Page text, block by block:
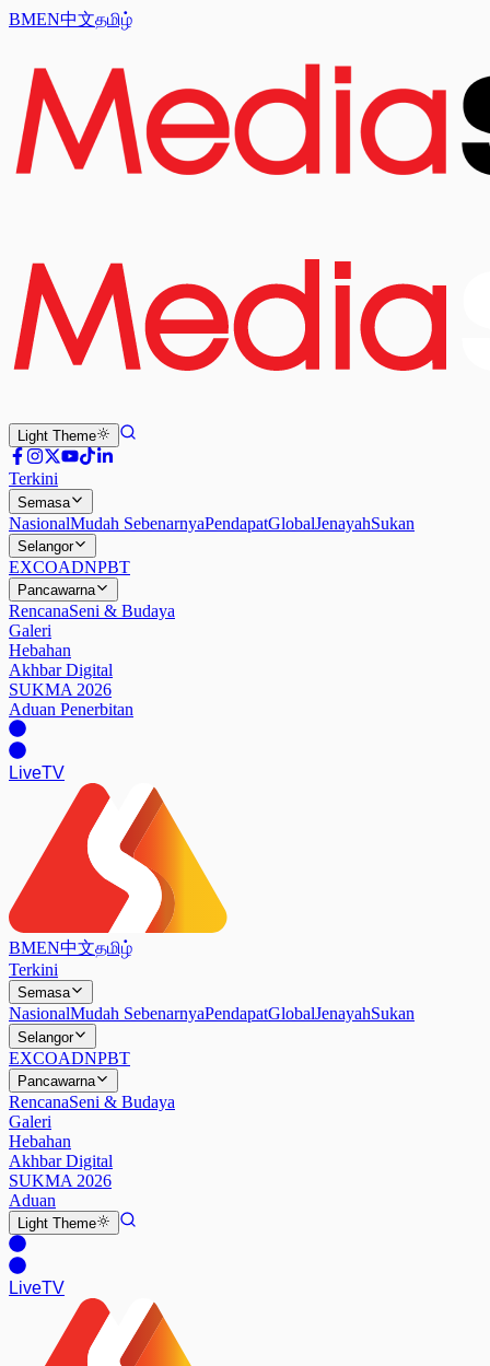
BMEN中文தமிழ்
Light Theme
Terkini
Semasa
NasionalMudah SebenarnyaPendapatGlobalJenayahSukan
Selangor
EXCOADNPBT
Pancawarna
RencanaSeni & Budaya
Galeri
Hebahan
Akhbar Digital
SUKMA 2026
Aduan Penerbitan
LiveTV
BMEN中文தமிழ்
Terkini
Semasa
NasionalMudah SebenarnyaPendapatGlobalJenayahSukan
Selangor
EXCOADNPBT
Pancawarna
RencanaSeni & Budaya
Galeri
Hebahan
Akhbar Digital
SUKMA 2026
Aduan
Light Theme
LiveTV